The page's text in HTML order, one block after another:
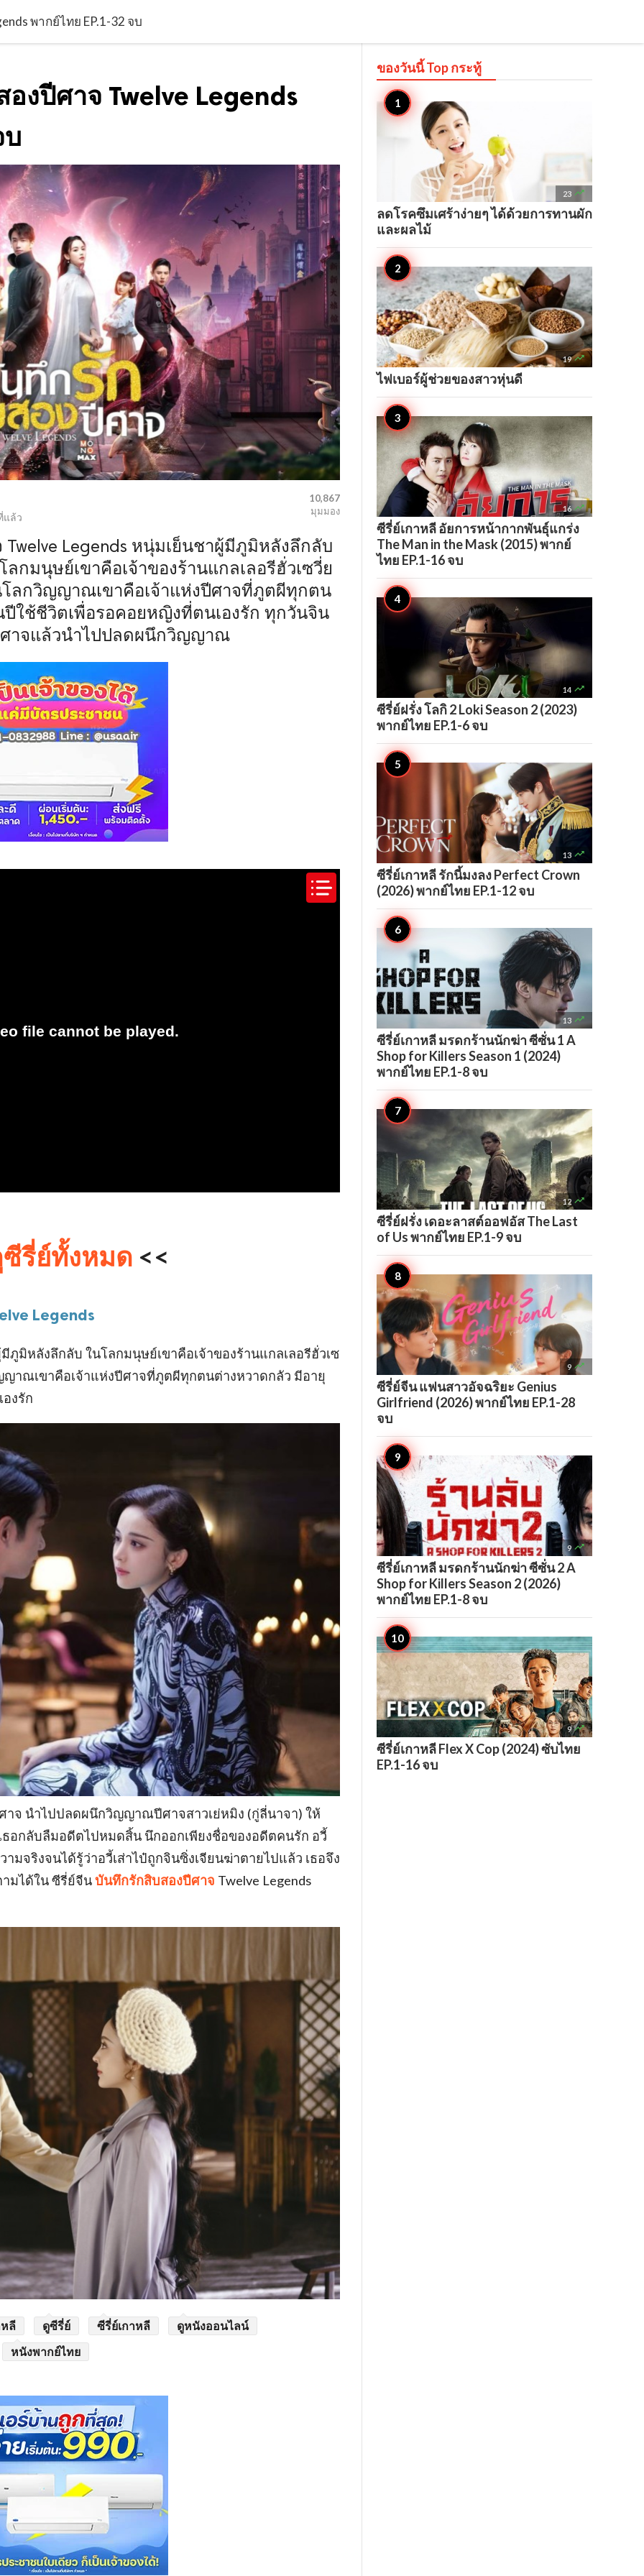
พากย์ไทย EP.1-32 จบ
งปีศาจ Twelve Legends
บ
แล้ว
10,867
มุมมอง
Legends หนุ่มเย็นชาผู้มีภูมิหลังลึกลับ
กมนุษย์เขาคือเจ้าของร้านแกลเลอรีฮั่วเซวี่ย
โลกวิญญาณเขาคือเจ้าแห่งปีศาจที่ภูตผีทุกตน
ใช้ชีวิตเพื่อรอคอยหญิงที่ตนเองรัก ทุกวันจิน
ศาจแล้วนำไปปลดผนึกวิญญาณ
รี่ย์ทั้งหมด <<
Legends
ภูมิหลังลึกลับ ในโลกมนุษย์เขาคือเจ้าของร้านแกลเลอรีฮั่วเซ
ญาณเขาคือเจ้าแห่งปีศาจที่ภูตผีทุกตนต่างหวาดกลัว มีอายุ
งรัก
าจ นำไปปลดผนึกวิญญาณปีศาจสาวเย่หมิง (กู่ลี่นาจา) ให้
อกลับลืมอดีตไปหมดสิ้น นึกออกเพียงชื่อของอดีตคนรัก อวี้
มจริงจนได้รู้ว่าอวี้เส่าไป๋ถูกจินซิ่งเจียนฆ่าตายไปแล้ว เธอจึง
มได้ใน ซีรี่ย์จีนบันทึกรักสิบสองปีศาจ Twelve Legends
หลี ดูซีรี่ย์ ซีรี่ย์เกาหลี
ดูหนังออนไลน์
หนังพากย์ไทย
ของวันนี้ Topกระทู้
23 
ลดโรคซึมเศร้าง่ายๆ ได้ด้วยการทานผัก
และผลไม้
19 
ไฟเบอร์ผู้ช่วยของสาวหุ่นดี
16 
ซีรี่ย์เกาหลี อัยการหน้ากากพันธุ์แกร่ง
The Man in the Mask (2015) พากย์
ไทย EP.1-16 จบ
14 
ซีรี่ย์ฝรั่ง โลกิ 2 Loki Season 2 (2023)
พากย์ไทย EP.1-6 จบ
13 
ซีรี่ย์เกาหลี รักนี้มงลง Perfect Crown
(2026) พากย์ไทย EP.1-12 จบ
13 
ซีรี่ย์เกาหลี มรดกร้านนักฆ่า ซีซั่น 1 A
Shop for Killers Season 1 (2024)
พากย์ไทย EP.1-8 จบ
12 
ซีรี่ย์ฝรั่ง เดอะลาสต์ออฟอัส The Last
of Us พากย์ไทย EP.1-9 จบ
9 
ซีรี่ย์จีน แฟนสาวอัจฉริยะ Genius
Girlfriend (2026) พากย์ไทย EP.1-28
จบ
9 
ซีรี่ย์เกาหลี มรดกร้านนักฆ่า ซีซั่น 2 A
Shop for Killers Season 2 (2026)
พากย์ไทย EP.1-8 จบ
9 
ซีรี่ย์เกาหลี Flex X Cop (2024) ซับไทย
EP.1-16 จบ